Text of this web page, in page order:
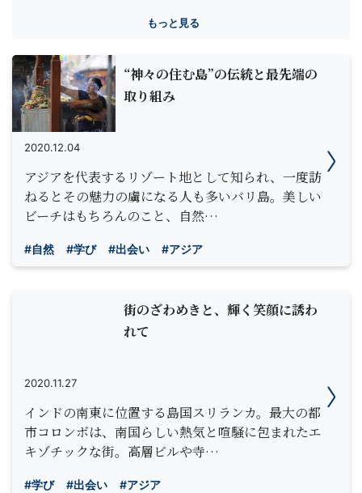
もっと見る
“神々の住む島”の伝統と最先端の
取り組み
2020.12.04
アジアを代表するリゾート地として知られ、一度訪
ねるとその魅力の虜になる人も多いバリ島。美しい
ビーチはもちろんのこと、自然…
#自然 #学び #出会い #アジア
街のざわめきと、輝く笑顔に誘わ
れて
2020.11.27
インドの南東に位置する島国スリランカ。最大の都
市コロンボは、南国らしい熱気と喧騒に包まれたエ
キゾチックな街。高層ビルや寺…
#学び #出会い #アジア